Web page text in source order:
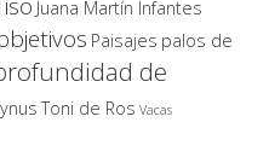
iso Juana Martín Infantes
Paisajes palos de
de
Toni de Ros Vacas